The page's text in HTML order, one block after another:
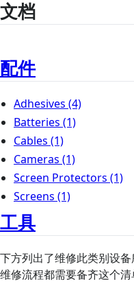
文档
配件
Adhesives (4)
Batteries (1)
Cables (1)
Cameras (1)
Screen Protectors (1)
Screens (1)
工具
下方列出了维修此类别设
维修流程都需要备齐这个清